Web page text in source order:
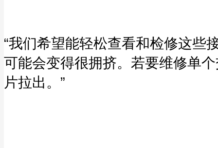
“我们希望能轻松查看和检修这些
可能会变得很拥挤。若要维修单
片拉出。”